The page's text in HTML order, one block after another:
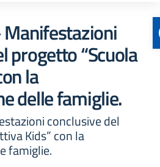
Manifestazioni
progetto “Scuola
la
delle famiglie.
conclusive del
Kids” con la
famiglie.